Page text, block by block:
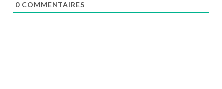
0 COMMENTAIRES